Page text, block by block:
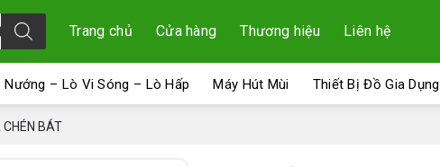
Trang chủ Cửa hàng Thương hiệu Liên hệ
Nướng – Lò Vi Sóng – Lò Hấp Máy Hút Mùi Thiết Bị Đồ Gia Dụng
BÁT